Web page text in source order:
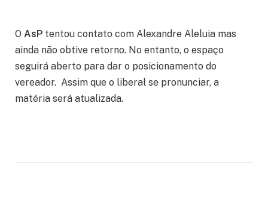
O AsP tentou contato com Alexandre Aleluia mas
ainda não obtive retorno. No entanto, o espaço
seguirá aberto para dar o posicionamento do
vereador. Assim que o liberal se pronunciar, a
matéria será atualizada.